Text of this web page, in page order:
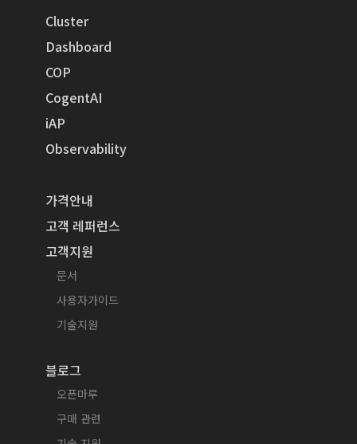
Cluster
Dashboard
COP
CogentAI
iAP
Observability
가격안내
고객 레퍼런스
고객지원
문서
사용자가이드
기술지원
블로그
오픈마루
구매 관련